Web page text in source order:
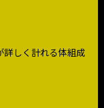
詳しく計れる体組成